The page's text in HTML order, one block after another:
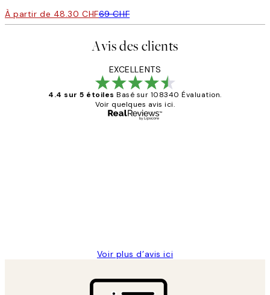
À partir de 48.30 CHF69 CHF
Avis des clients
EXCELLENTS
4.4 sur 5 étoiles Basé sur 108340 Évaluation.
Voir quelques avis ici.
Voir plus d’avis ici